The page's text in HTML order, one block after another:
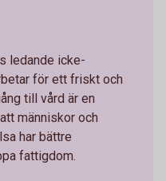
ledande icke-
för ett friskt och
till vård är en
människor och
har bättre
fattigdom.